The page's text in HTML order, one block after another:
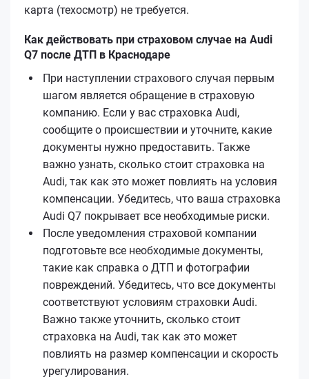
карта (техосмотр) не требуется.
Как действовать при страховом случае на Audi
Q7 после ДТП в Краснодаре
При наступлении страхового случая первым
шагом является обращение в страховую
компанию. Если у вас страховка Audi,
сообщите о происшествии и уточните, какие
документы нужно предоставить. Также
важно узнать, сколько стоит страховка на
Audi, так как это может повлиять на условия
компенсации. Убедитесь, что ваша страховка
Audi Q7 покрывает все необходимые риски.
После уведомления страховой компании
подготовьте все необходимые документы,
такие как справка о ДТП и фотографии
повреждений. Убедитесь, что все документы
соответствуют условиям страховки Audi.
Важно также уточнить, сколько стоит
страховка на Audi, так как это может
повлиять на размер компенсации и скорость
урегулирования.